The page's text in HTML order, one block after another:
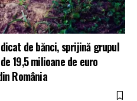
de bănci, sprijină grupul
19,5 milioane de euro
România